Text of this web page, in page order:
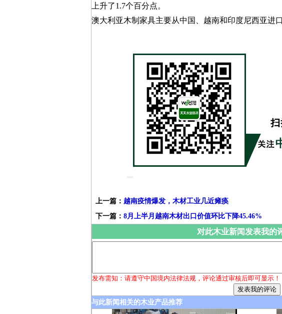
上升了1.7个百分点。
澳大利亚木制家具主要从中国、越南和印度尼西亚进
上一篇： 越南疫情爆发，木材工业几近瘫痪
下一篇： 8月上半月越南木材出口价值环比下降45.46%
对此木业新闻发表我的
发布需知：请遵守中国境内法律法规，评论通过审核后即可显示！
与此新闻相关的木业产品推荐